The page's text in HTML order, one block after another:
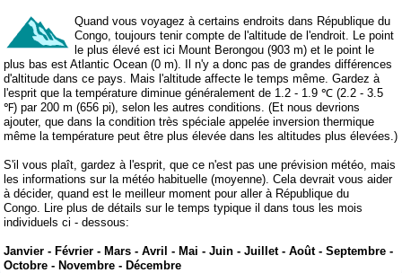
Quand vous voyagez à certains endroits dans République du
Congo, toujours tenir compte de l'altitude de l'endroit. Le point
le plus élevé est ici Mount Berongou (903 m) et le point le
plus bas est Atlantic Ocean (0 m). Il n'y a donc pas de grandes différences
d'altitude dans ce pays. Mais l'altitude affecte le temps même. Gardez à
l'esprit que la température diminue généralement de 1.2 - 1.9 ℃ (2.2 - 3.5
℉) par 200 m (656 pi), selon les autres conditions. (Et nous devrions
ajouter, que dans la condition très spéciale appelée inversion thermique
même la température peut être plus élevée dans les altitudes plus élevées.)
S'il vous plaît, gardez à l'esprit, que ce n'est pas une prévision météo, mais
les informations sur la météo habituelle (moyenne). Cela devrait vous aider
à décider, quand est le meilleur moment pour aller à République du
Congo. Lire plus de détails sur le temps typique il dans tous les mois
individuels ci - dessous:
Janvier -Février -Mars -Avril -Mai -Juin -Juillet-Août-Septembre -
Octobre -Novembre -Décembre